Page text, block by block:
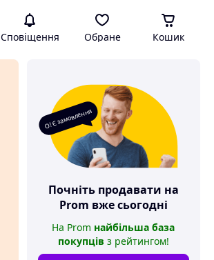
Сповіщення Обране Кошик
О! Є замовлення
Почніть продавати на
Prom вже сьогодні
На Prom найбільша база
покупців з рейтингом!